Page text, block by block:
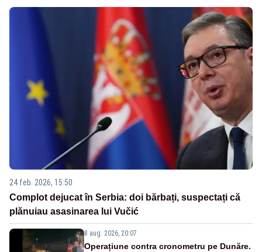
24 feb. 2026, 15:50
Complot dejucat în Serbia: doi bărbați, suspectați că
plănuiau asasinarea lui Vučić
8 aug. 2026, 20:07
Operațiune contra cronometru pe Dunăre.